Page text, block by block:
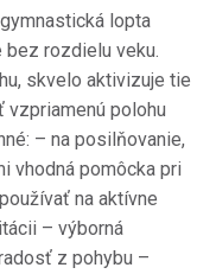
lopta
rozdielu veku.
skvelo aktivizuje tie
vzpriamenú polohu
– na posilňovanie,
vhodná pomôcka pri
na aktívne
– výborná
z pohybu –